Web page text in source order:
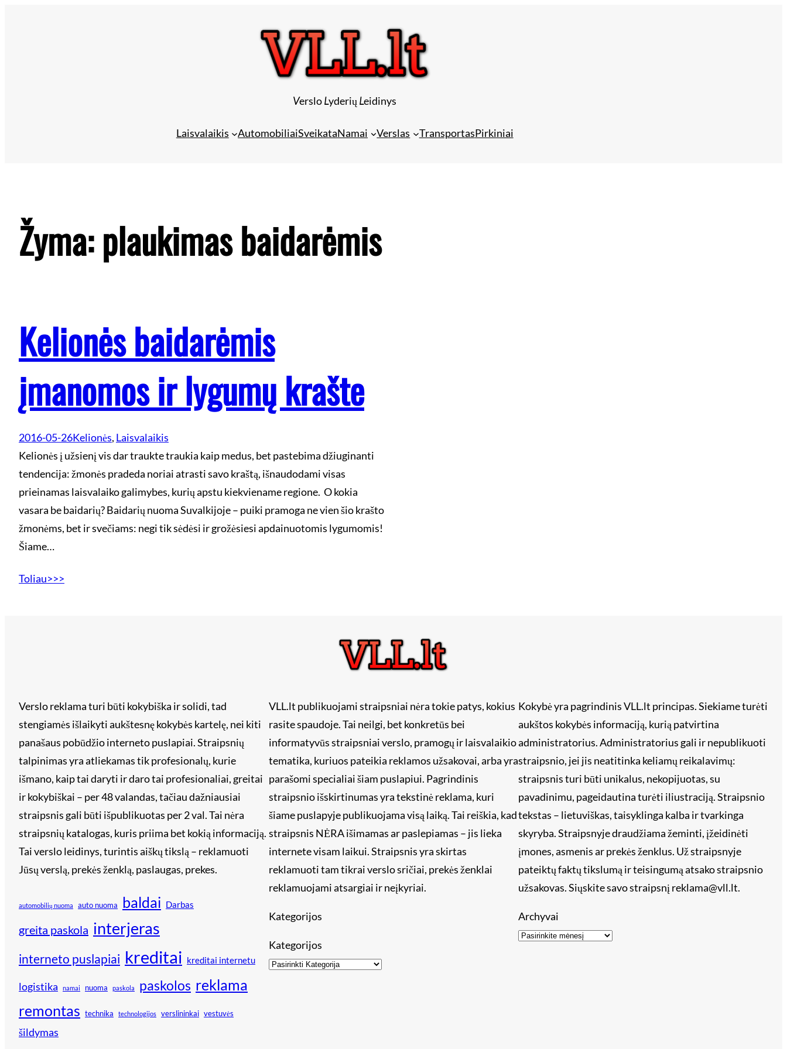
VersloLyderių Leidinys
Laisvalaikis AutomobiliaiSveikataNamai Verslas TransportasPirkiniai
Žyma:plaukimas baidarėmis
Kelionės baidarėmis
įmanomos ir lygumų krašte
2016-05-26Kelionės, Laisvalaikis
Kelionės į užsienį vis dar traukte traukia kaip medus, bet pastebima džiuginanti
tendencija: žmonės pradeda noriai atrasti savo kraštą, išnaudodami visas
prieinamas laisvalaiko galimybes, kurių apstu kiekviename regione. O kokia
vasara be baidarių? Baidarių nuoma Suvalkijoje – puiki pramoga ne vien šio krašto
žmonėms, bet ir svečiams: negi tik sėdėsi ir grožėsiesi apdainuotomis lygumomis!
Šiame…
Toliau>>>
Verslo reklama turi būti kokybiška ir solidi, tad
stengiamės išlaikyti aukštesnę kokybės kartelę, nei kiti
panašaus pobūdžio interneto puslapiai. Straipsnių
talpinimas yra atliekamas tik profesionalų, kurie
išmano, kaip tai daryti ir daro tai profesionaliai, greitai
ir kokybiškai – per 48 valandas, tačiau dažniausiai
straipsnis gali būti išpublikuotas per 2 val. Tai nėra
straipsnių katalogas, kuris priima bet kokią informaciją.
Tai verslo leidinys, turintis aiškų tikslą – reklamuoti
Jūsų verslą, prekės ženklą, paslaugas, prekes.
automobilių nuoma auto nuoma baldai Darbas
greita paskola interjeras
interneto puslapiai kreditai kreditai internetu
logistika namai nuoma paskola paskolos reklama
remontas technika technologijos verslininkai vestuvės
šildymas
VLL.lt publikuojami straipsniai nėra tokie patys, kokius
rasite spaudoje. Tai neilgi, bet konkretūs bei
informatyvūs straipsniai verslo, pramogų ir laisvalaikio
tematika, kuriuos pateikia reklamos užsakovai, arba yra
parašomi specialiai šiam puslapiui. Pagrindinis
straipsnio išskirtinumas yra tekstinė reklama, kuri
šiame puslapyje publikuojama visą laiką. Tai reiškia, kad
straipsnis NĖRA išimamas ar paslepiamas – jis lieka
internete visam laikui. Straipsnis yra skirtas
reklamuoti tam tikrai verslo sričiai, prekės ženklai
reklamuojami atsargiai ir neįkyriai.
Kategorijos
Kategorijos
Kokybė yra pagrindinis VLL.lt principas. Siekiame turėti
aukštos kokybės informaciją, kurią patvirtina
administratorius. Administratorius gali ir nepublikuoti
straipsnio, jei jis neatitinka keliamų reikalavimų:
straipsnis turi būti unikalus, nekopijuotas, su
pavadinimu, pageidautina turėti iliustraciją. Straipsnio
tekstas – lietuviškas, taisyklinga kalba ir tvarkinga
skyryba. Straipsnyje draudžiama žeminti, įžeidinėti
įmones, asmenis ar prekės ženklus. Už straipsnyje
pateiktų faktų tikslumą ir teisingumą atsako straipsnio
užsakovas. Siųskite savo straipsnį reklama@vll.lt.
Archyvai